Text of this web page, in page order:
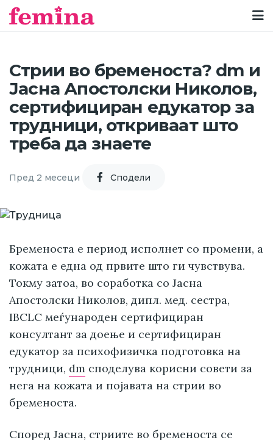
Стрии во бременоста? dm и
Јасна Апостолски Николов,
сертифициран едукатор за
трудници, откриваат што
треба да знаете
Пред 2 месеци Cподели
Бременоста е период исполнет со промени, а
кожата е една од првите што ги чувствува.
Токму затоа, во соработка со Јасна
Апостолски Николов, дипл. мед. сестра,
IBCLC меѓународен сертифициран
консултант за доење и сертифициран
едукатор за психофизичка подготовка на
трудници, dm споделува корисни совети за
нега на кожата и појавата на стрии во
бременоста.
Според Јасна, стриите во бременоста се